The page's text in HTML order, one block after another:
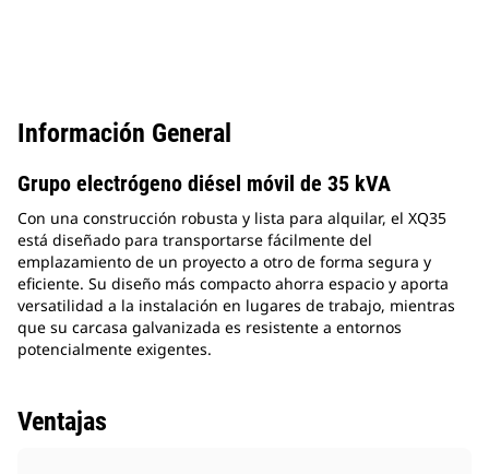
Información General
Grupo electrógeno diésel móvil de 35 kVA
Con una construcción robusta y lista para alquilar, el XQ35
está diseñado para transportarse fácilmente del
emplazamiento de un proyecto a otro de forma segura y
eficiente. Su diseño más compacto ahorra espacio y aporta
versatilidad a la instalación en lugares de trabajo, mientras
que su carcasa galvanizada es resistente a entornos
potencialmente exigentes.
Ventajas